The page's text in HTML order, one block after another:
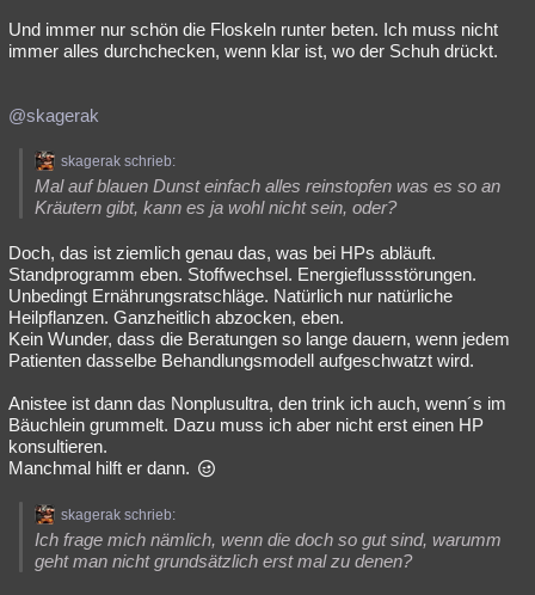
Und immer nur schön die Floskeln runter beten. Ich muss nicht
immer alles durchchecken, wenn klar ist, wo der Schuh drückt.
@skagerak
skagerak schrieb:
Mal auf blauen Dunst einfach alles reinstopfen was es so an
Kräutern gibt, kann es ja wohl nicht sein, oder?
Doch, das ist ziemlich genau das, was bei HPs abläuft.
Standprogramm eben. Stoffwechsel. Energieflussstörungen.
Unbedingt Ernährungsratschläge. Natürlich nur natürliche
Heilpflanzen. Ganzheitlich abzocken, eben.
Kein Wunder, dass die Beratungen so lange dauern, wenn jedem
Patienten dasselbe Behandlungsmodell aufgeschwatzt wird.
Anistee ist dann das Nonplusultra, den trink ich auch, wenn´s im
Bäuchlein grummelt. Dazu muss ich aber nicht erst einen HP
konsultieren.
Manchmal hilft er dann.
skagerak schrieb:
Ich frage mich nämlich, wenn die doch so gut sind, warumm
geht man nicht grundsätzlich erst mal zu denen?